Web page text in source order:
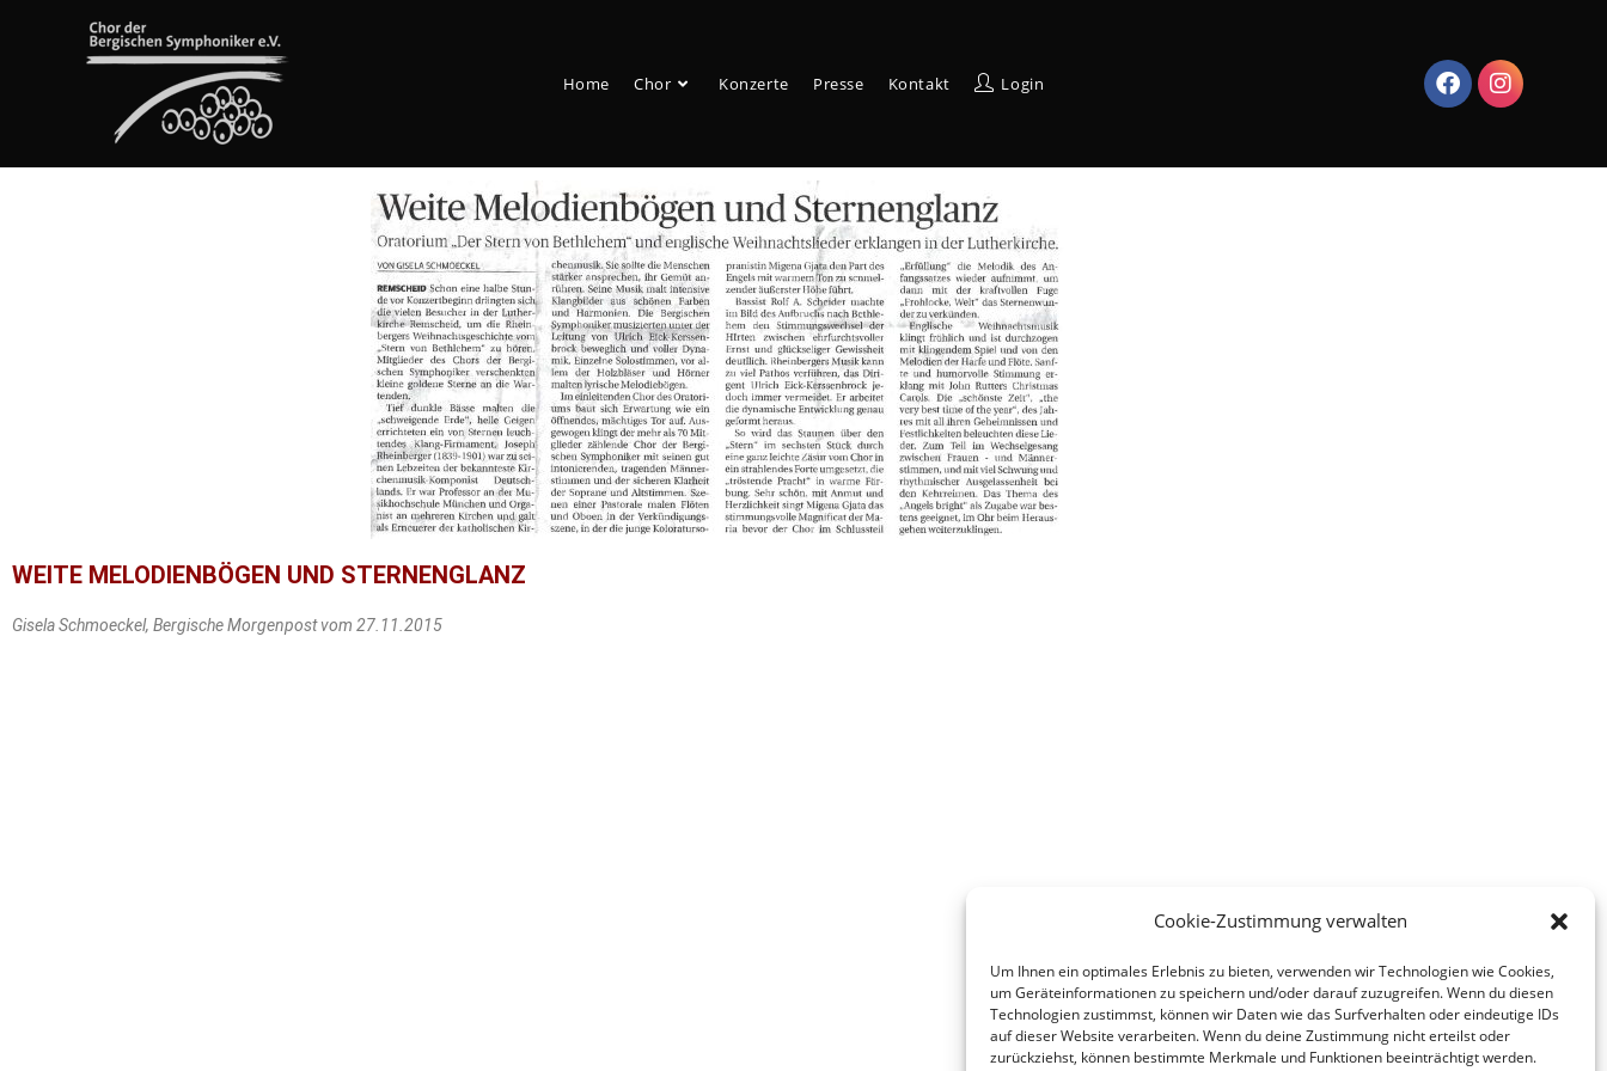
Cookie-Zustimmung verwalten
Um Ihnen ein optimales Erlebnis zu bieten, verwenden wir Technologien wie Cookies,
um Geräteinformationen zu speichern und/oder darauf zuzugreifen. Wenn du diesen
Technologien zustimmst, können wir Daten wie das Surfverhalten oder eindeutige IDs
auf dieser Website verarbeiten. Wenn du deine Zustimmung nicht erteilst oder
zurückziehst, können bestimmte Merkmale und Funktionen beeinträchtigt werden.
Home Chor Konzerte Presse Kontakt Login
WEITE MELODIENBÖGEN UND STERNENGLANZ
Gisela Schmoeckel, Bergische Morgenpost vom 27.11.2015